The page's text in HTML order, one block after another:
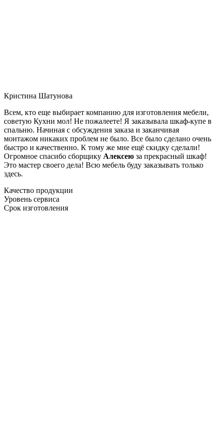
Кристина Шатунова
Всем, кто еще выбирает компанию для изготовления мебели,
советую Кухни мол! Не пожалеете! Я заказывала шкаф-купе в
спальню. Начиная с обсуждения заказа и заканчивая
монтажом никаких проблем не было. Все было сделано очень
быстро и качественно. К тому же мне ещё скидку сделали!
Огромное спасибо сборщику Алексею за прекрасный шкаф!
Это мастер своего дела! Всю мебель буду заказывать только
здесь.
Качество продукции
Уровень сервиса
Срок изготовления